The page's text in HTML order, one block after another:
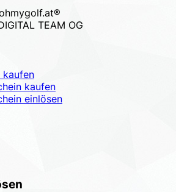
TEAM OG
kaufen
kaufen
einlösen